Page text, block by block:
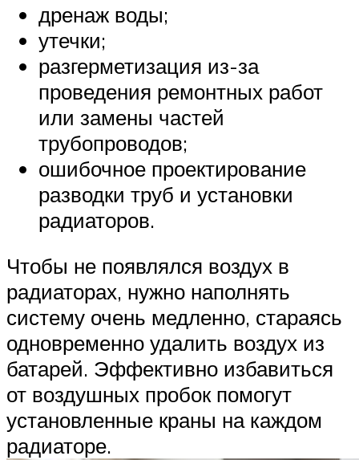
дренаж воды;
утечки;
разгерметизация из-за
проведения ремонтных работ
или замены частей
трубопроводов;
ошибочное проектирование
разводки труб и установки
радиаторов.
Чтобы не появлялся воздух в
радиаторах, нужно наполнять
систему очень медленно, стараясь
одновременно удалить воздух из
батарей. Эффективно избавиться
от воздушных пробок помогут
установленные краны на каждом
радиаторе.